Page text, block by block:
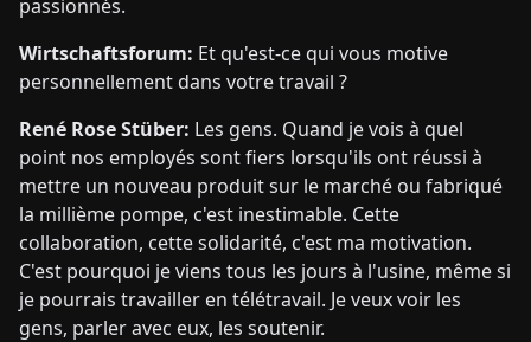
passionnés.
Wirtschaftsforum: Et qu'est-ce qui vous motive
personnellement dans votre travail ?
René Rose Stüber: Les gens. Quand je vois à quel
point nos employés sont fiers lorsqu'ils ont réussi à
mettre un nouveau produit sur le marché ou fabriqué
la millième pompe, c'est inestimable. Cette
collaboration, cette solidarité, c'est ma motivation.
C'est pourquoi je viens tous les jours à l'usine, même si
je pourrais travailler en télétravail. Je veux voir les
gens, parler avec eux, les soutenir.